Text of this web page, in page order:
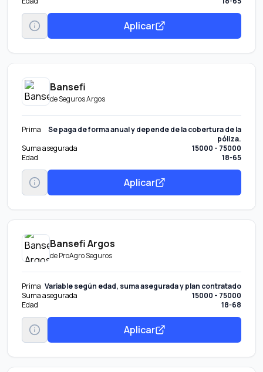
Aplicar
Bansefi
deSeguros Argos
Prima
Se paga de forma anual y depende de la cobertura de la
póliza.
Suma asegurada
15000 - 75000
Edad
18-65
Aplicar
Bansefi Argos
deProAgro Seguros
Prima Variable según edad, suma asegurada y plan contratado
Suma asegurada
15000 - 75000
Edad
18-68
Aplicar